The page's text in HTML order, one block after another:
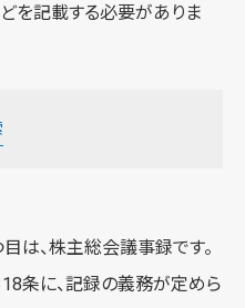
を記載する必要がありま
は、株主総会議事録です。
条に、記録の義務が定めら